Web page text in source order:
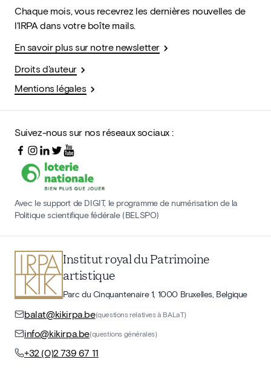
Chaque mois, vous recevrez les dernières nouvelles de
l'IRPA dans votre boîte mails.
En savoir plus sur notre newsletter
Droits d'auteur
Mentions légales
Suivez-nous sur nos réseaux sociaux :
Avec le support de DIGIT, le programme de numérisation de la
Politique scientifique fédérale (BELSPO)
Institut royal du Patrimoine
artistique
Parc du Cinquantenaire 1, 1000 Bruxelles, Belgique
balat@kikirpa.be(questions relatives à BALaT)
info@kikirpa.be(questions générales)
+32 (0)2 739 67 11